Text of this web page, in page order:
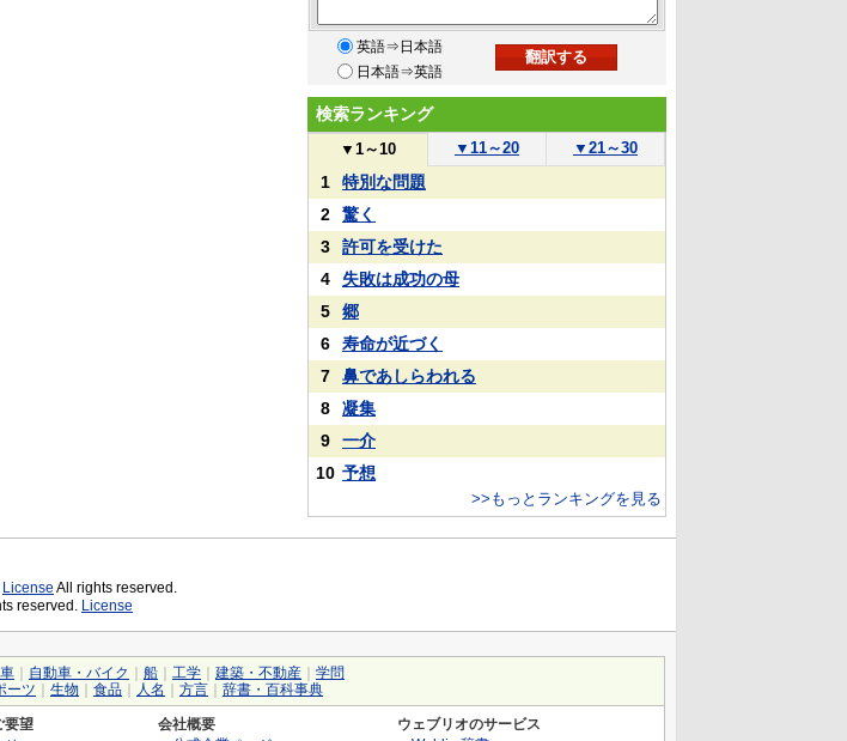
英語⇒日本語
日本語⇒英語
検索ランキング
▼ 1～10 ▼ 11～20 ▼ 21～30
1
特別な問題
2
驚く
3
許可を受けた
4
失敗は成功の母
5
郷
6
寿命が近づく
7
鼻であしらわれる
8
凝集
9
一介
10 予想
>>もっとランキングを見る
License All rights reserved.
reserved. License
自動車・バイク 船 工学 建築・不動産
学問
ーツ 生物 食品 人名 方言 辞書・百科事典
要望
会社概要
ウェブリオのサービス